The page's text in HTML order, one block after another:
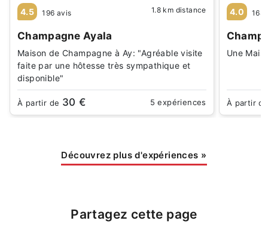
4.5 196 avis 1.8 km distance
Champagne Ayala
Maison de Champagne à Ay: "Agréable visite
faite par une hôtesse très sympathique et
disponible"
À partir de 30 € 5 expériences
4.0 168
Une
À partir
Découvrez plus d'expériences »
Partagez cette page